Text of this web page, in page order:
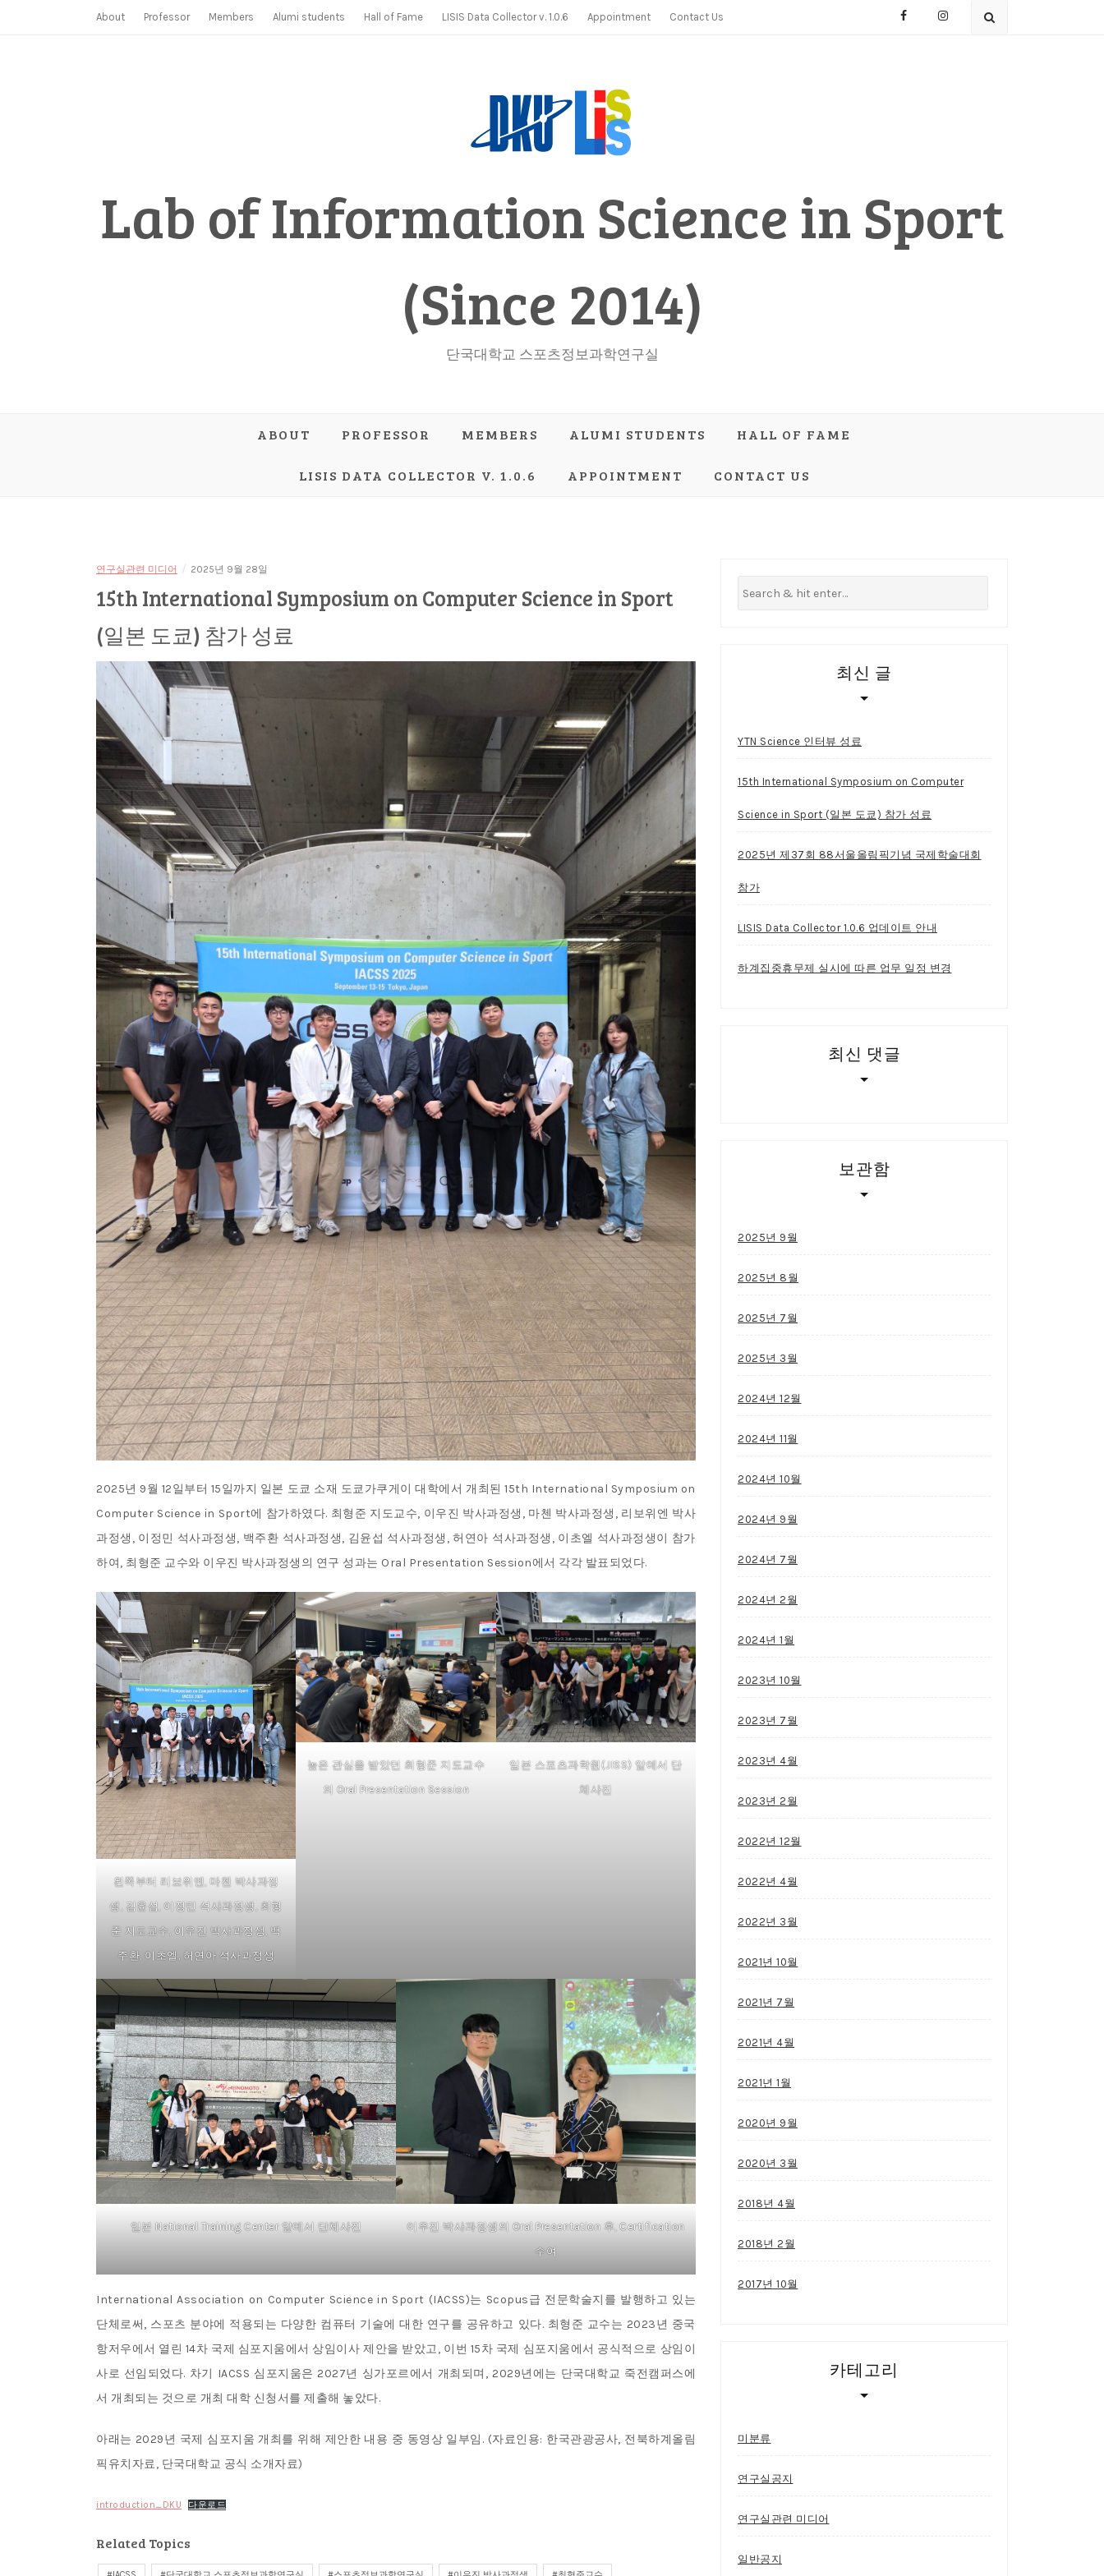
About Professor Members Alumi students Hall of Fame LISIS Data Collector v. 1.0.6 Appointment Contact Us
Lab of Information Science in Sport
(Since 2014)
단국대학교 스포츠정보과학연구실
ABOUT PROFESSOR MEMBERS ALUMI STUDENTS HALL OF FAME
LISIS DATA COLLECTOR V. 1.0.6 APPOINTMENT CONTACT US
연구실관련 미디어 / 2025년 9월 28일
15th International Symposium on Computer Science in Sport
(일본 도쿄) 참가 성료
2025년 9월 12일부터 15일까지 일본 도쿄 소재 도쿄가쿠게이 대학에서 개최된 15th International Symposium on
Computer Science in Sport에 참가하였다. 최형준 지도교수, 이우진 박사과정생, 마첸 박사과정생, 리보위엔 박사
과정생, 이정민 석사과정생, 백주환 석사과정생, 김윤섭 석사과정생, 허연아 석사과정생, 이초엘 석사과정생이 참가
하여, 최형준 교수와 이우진 박사과정생의 연구 성과는 Oral Presentation Session에서 각각 발표되었다.
왼쪽부터 리보위엔, 마첸 박사과정
생, 김윤섭, 이정민 석사과정생, 최형
준 지도교수, 이우진 박사과정생, 백
주환, 이초엘, 허연아 석사과정생
높은 관심을 받았던 최형준 지도교수
의 Oral Presentation Session
일본 스포츠과학원(JISS) 앞에서 단
체사진
일본 National Training Center 앞에서 단체사진
이우진 박사과정생의 Oral Presentation 후, Certification
수여
International Association on Computer Science in Sport (IACSS)는 Scopus급 전문학술지를 발행하고 있는
단체로써, 스포츠 분야에 적용되는 다양한 컴퓨터 기술에 대한 연구를 공유하고 있다. 최형준 교수는 2023년 중국
항저우에서 열린 14차 국제 심포지움에서 상임이사 제안을 받았고, 이번 15차 국제 심포지움에서 공식적으로 상임이
사로 선임되었다. 차기 IACSS 심포지움은 2027년 싱가포르에서 개최되며, 2029년에는 단국대학교 죽전캠퍼스에
서 개최되는 것으로 개최 대학 신청서를 제출해 놓았다.
아래는 2029년 국제 심포지움 개최를 위해 제안한 내용 중 동영상 일부임. (자료인용: 한국관광공사, 전북하계올림
픽유치자료, 단국대학교 공식 소개자료)
introduction_DKU 다운로드
Related Topics
최신 글
YTN Science 인터뷰 성료
15th International Symposium on Computer
Science in Sport (일본 도쿄) 참가 성료
2025년 제37회 88서울올림픽기념 국제학술대회
참가
LISIS Data Collector 1.0.6 업데이트 안내
하계집중휴무제 실시에 따른 업무 일정 변경
최신 댓글
보관함
2025년 9월
2025년 8월
2025년 7월
2025년 3월
2024년 12월
2024년 11월
2024년 10월
2024년 9월
2024년 7월
2024년 2월
2024년 1월
2023년 10월
2023년 7월
2023년 4월
2023년 2월
2022년 12월
2022년 4월
2022년 3월
2021년 10월
2021년 7월
2021년 4월
2021년 1월
2020년 9월
2020년 3월
2018년 4월
2018년 2월
2017년 10월
카테고리
미분류
연구실공지
연구실관련 미디어
일반공지